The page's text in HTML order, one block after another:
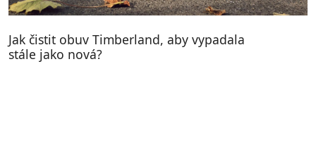
Jak čistit obuv Timberland, aby vypadala
stále jako nová?